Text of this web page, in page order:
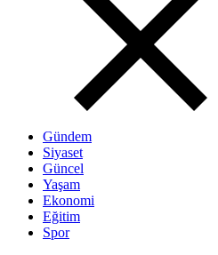
Gündem
Siyaset
Güncel
Yaşam
Ekonomi
Eğitim
Spor